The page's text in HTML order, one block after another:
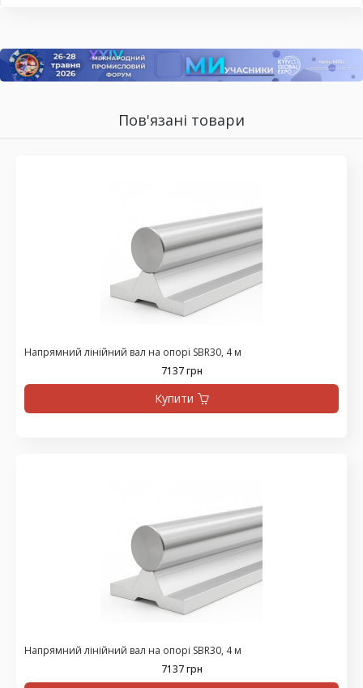
Пов'язані товари
Напрямний лінійний вал на опорі SBR30, 4 м
7137 грн
Купити
Напрямний лінійний вал на опорі SBR30, 4 м
7137 грн